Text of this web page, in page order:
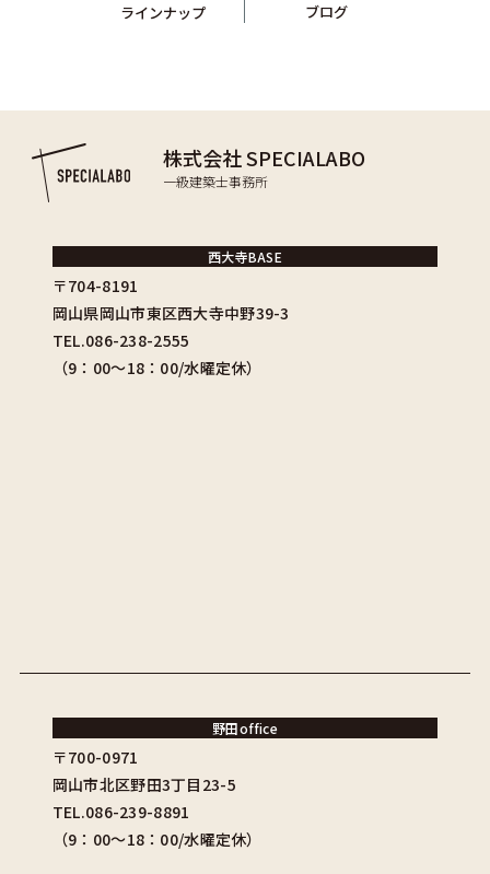
ラインナップ ブログ
株式会社 SPECIALABO
一級建築士事務所
西大寺BASE
〒704-8191
岡山県岡山市東区西大寺中野39-3
TEL.086-238-2555
（9：00〜18：00/水曜定休）
野田office
〒700-0971
岡山市北区野田3丁目23-5
TEL.086-239-8891
（9：00〜18：00/水曜定休）